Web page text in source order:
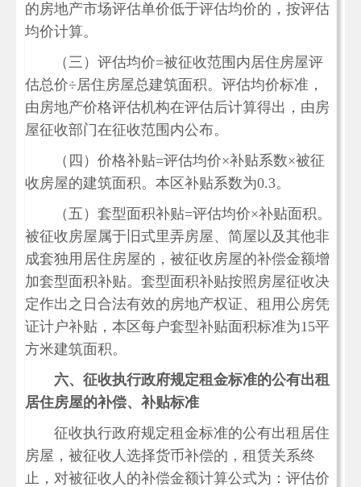
的房地产市场评估单价低于评估均价的，按评估
均价计算。
（三）评估均价=被征收范围内居住房屋评
估总价÷居住房屋总建筑面积。评估均价标准，
由房地产价格评估机构在评估后计算得出，由房
屋征收部门在征收范围内公布。
（四）价格补贴=评估均价×补贴系数×被征
收房屋的建筑面积。本区补贴系数为0.3。
（五）套型面积补贴=评估均价×补贴面积。
被征收房屋属于旧式里弄房屋、简屋以及其他非
成套独用居住房屋的，被征收房屋的补偿金额增
加套型面积补贴。套型面积补贴按照房屋征收决
定作出之日合法有效的房地产权证、租用公房凭
证计户补贴，本区每户套型补贴面积标准为15平
方米建筑面积。
六、征收执行政府规定租金标准的公有出租
居住房屋的补偿、补贴标准
征收执行政府规定租金标准的公有出租居住
房屋，被征收人选择货币补偿的，租赁关系终
止，对被征收人的补偿金额计算公式为：评估价